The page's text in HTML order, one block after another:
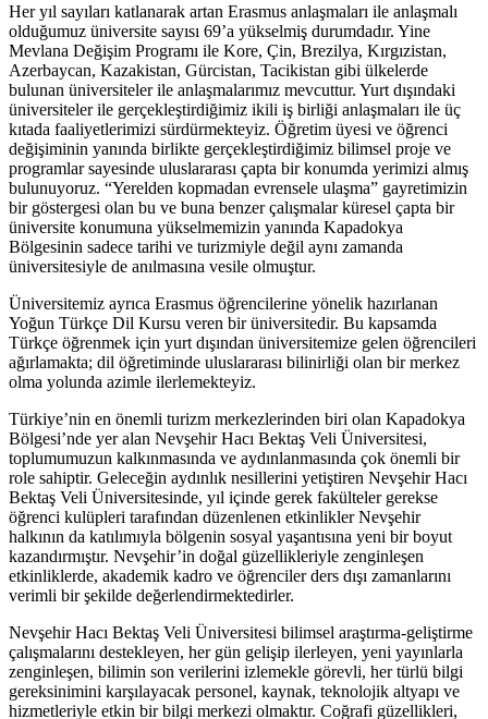
Her yıl sayıları katlanarak artan Erasmus anlaşmaları ile anlaşmalı
olduğumuz üniversite sayısı 69’a yükselmiş durumdadır. Yine
Mevlana Değişim Programı ile Kore, Çin, Brezilya, Kırgızistan,
Azerbaycan, Kazakistan, Gürcistan, Tacikistan gibi ülkelerde
bulunan üniversiteler ile anlaşmalarımız mevcuttur. Yurt dışındaki
üniversiteler ile gerçekleştirdiğimiz ikili iş birliği anlaşmaları ile üç
kıtada faaliyetlerimizi sürdürmekteyiz. Öğretim üyesi ve öğrenci
değişiminin yanında birlikte gerçekleştirdiğimiz bilimsel proje ve
programlar sayesinde uluslararası çapta bir konumda yerimizi almış
bulunuyoruz. “Yerelden kopmadan evrensele ulaşma” gayretimizin
bir göstergesi olan bu ve buna benzer çalışmalar küresel çapta bir
üniversite konumuna yükselmemizin yanında Kapadokya
Bölgesinin sadece tarihi ve turizmiyle değil aynı zamanda
üniversitesiyle de anılmasına vesile olmuştur.
Üniversitemiz ayrıca Erasmus öğrencilerine yönelik hazırlanan
Yoğun Türkçe Dil Kursu veren bir üniversitedir. Bu kapsamda
Türkçe öğrenmek için yurt dışından üniversitemize gelen öğrencileri
ağırlamakta; dil öğretiminde uluslararası bilinirliği olan bir merkez
olma yolunda azimle ilerlemekteyiz.
Türkiye’nin en önemli turizm merkezlerinden biri olan Kapadokya
Bölgesi’nde yer alan Nevşehir Hacı Bektaş Veli Üniversitesi,
toplumumuzun kalkınmasında ve aydınlanmasında çok önemli bir
role sahiptir. Geleceğin aydınlık nesillerini yetiştiren Nevşehir Hacı
Bektaş Veli Üniversitesinde, yıl içinde gerek fakülteler gerekse
öğrenci kulüpleri tarafından düzenlenen etkinlikler Nevşehir
halkının da katılımıyla bölgenin sosyal yaşantısına yeni bir boyut
kazandırmıştır. Nevşehir’in doğal güzellikleriyle zenginleşen
etkinliklerde, akademik kadro ve öğrenciler ders dışı zamanlarını
verimli bir şekilde değerlendirmektedirler.
Nevşehir Hacı Bektaş Veli Üniversitesi bilimsel araştırma-geliştirme
çalışmalarını destekleyen, her gün gelişip ilerleyen, yeni yayınlarla
zenginleşen, bilimin son verilerini izlemekle görevli, her türlü bilgi
gereksinimini karşılayacak personel, kaynak, teknolojik altyapı ve
hizmetleriyle etkin bir bilgi merkezi olmaktır. Coğrafi güzellikleri,